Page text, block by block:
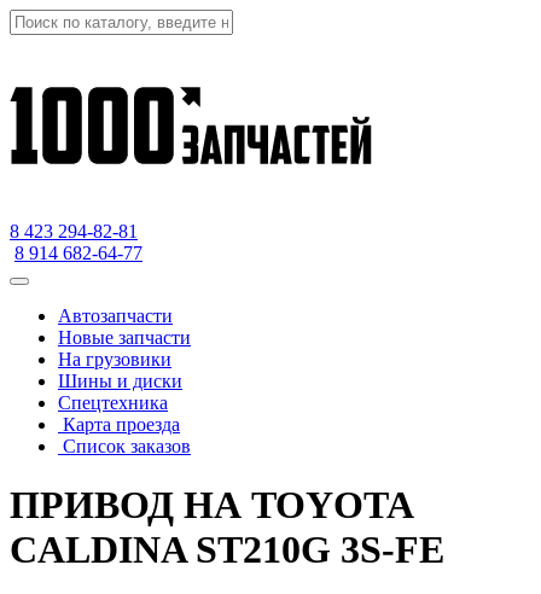
8 423 294-82-81
8 914 682-64-77
Автозапчасти
Новые запчасти
На грузовики
Шины и диски
Спецтехника
Карта проезда
Список заказов
ПРИВОД НА TOYOTA
CALDINA ST210G 3S-FE